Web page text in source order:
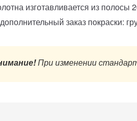
изготавливается из полосы
заказ покраски:
При изменении